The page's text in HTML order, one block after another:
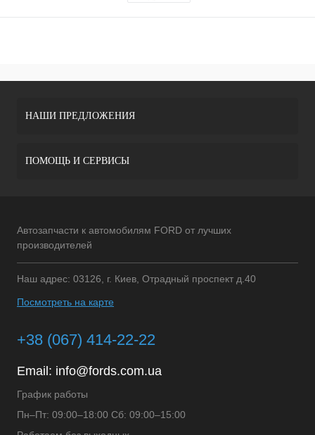
НАШИ ПРЕДЛОЖЕНИЯ
ПОМОЩЬ И СЕРВИСЫ
Автозапчасти к автомобилям FORD от лучших
производителей
Наш адрес: 03126, г. Киев, Отрадный проспект д.40
Посмотреть на карте
+38 (067) 414-22-22
Email: info@fords.com.ua
График работы
Пн–Пт: 09:00–18:00 Сб: 09:00–15:00